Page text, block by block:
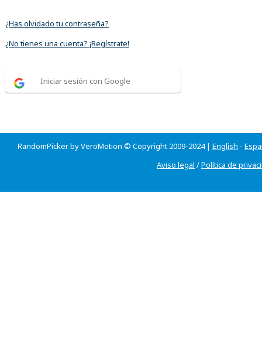
¿Has olvidado tu contraseña?
¿No tienes una cuenta? ¡Regístrate!
Iniciar sesión con Google
RandomPicker by VeroMotion © Copyright 2009-2024 | English -
Aviso legal /Política de